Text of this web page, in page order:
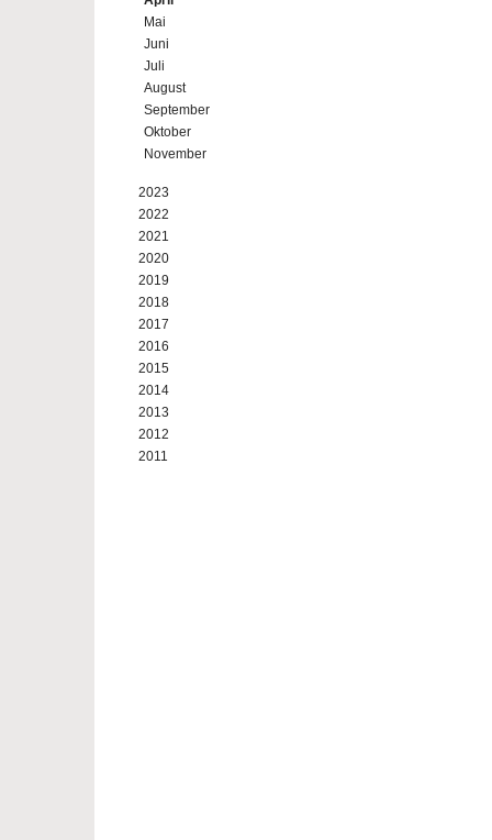
Mai
Juni
Juli
August
September
Oktober
November
2023
2022
2021
2020
2019
2018
2017
2016
2015
2014
2013
2012
2011